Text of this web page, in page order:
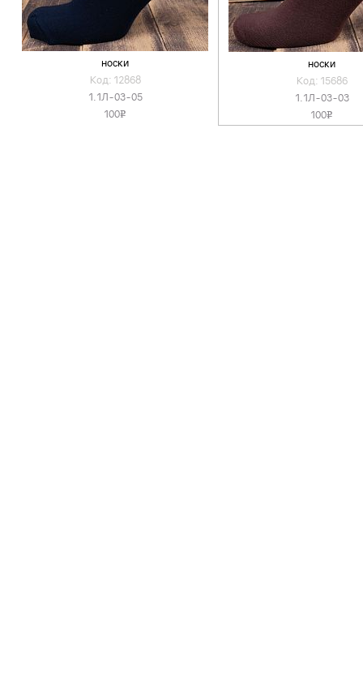
носки
Код: 12868
1.1Л-03-05
100v
носки
Код: 15686
1.1Л-03-03
100v